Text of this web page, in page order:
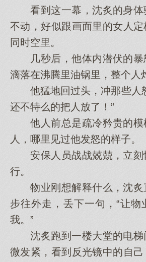
看到这一幕，沈炙的身体
不动，好似跟画面里的女人
同时空里。
几秒后，他体内潜伏的暴
滴落在沸腾里油锅里，整个人
他猛地回过头，冲那些人怒
还不特么的把人放了！”
他人前总是疏冷矜贵的模
人，哪里见过他发怒的样子。
安保人员战战兢兢，立刻
行。
物业刚想解释什么，沈炙
步往外走，丢下一句，“让物
我。”
沈炙跑到一楼大堂的电梯
微发紧，看到反光镜中的自